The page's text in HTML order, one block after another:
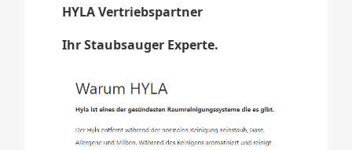
HYLA Vertriebspartner
Ihr Staubsauger Experte.